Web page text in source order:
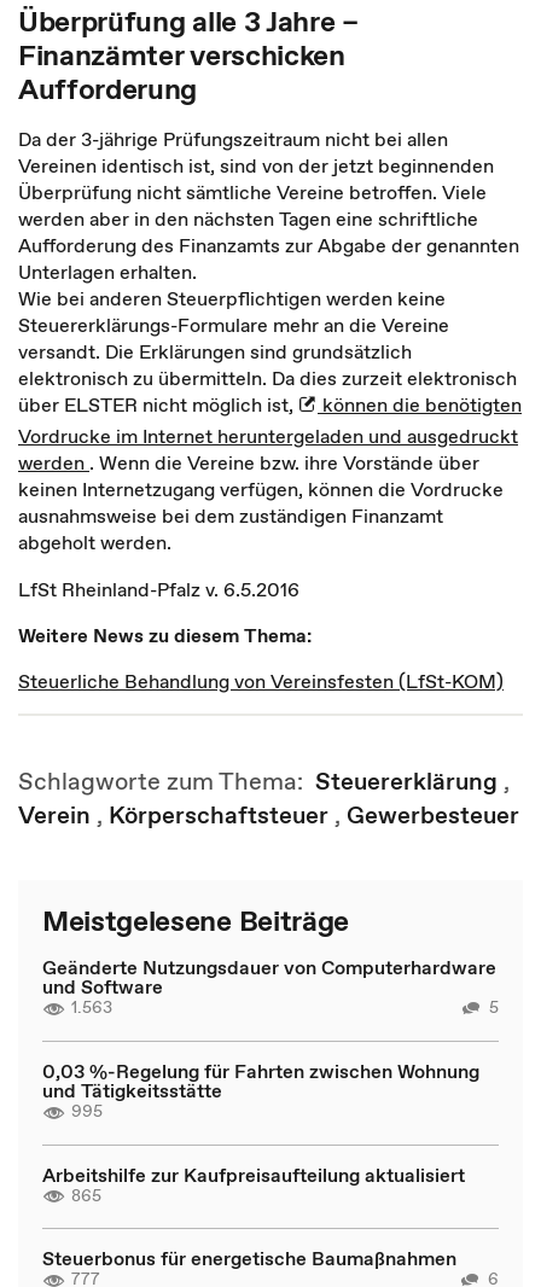
Überprüfung alle 3 Jahre –
Finanzämter verschicken
Aufforderung
Da der 3-jährige Prüfungszeitraum nicht bei allen
Vereinen identisch ist, sind von der jetzt beginnenden
Überprüfung nicht sämtliche Vereine betroffen. Viele
werden aber in den nächsten Tagen eine schriftliche
Aufforderung des Finanzamts zur Abgabe der genannten
Unterlagen erhalten.
Wie bei anderen Steuerpflichtigen werden keine
Steuererklärungs-Formulare mehr an die Vereine
versandt. Die Erklärungen sind grundsätzlich
elektronisch zu übermitteln. Da dies zurzeit elektronisch
über ELSTER nicht möglich ist,
können die benötigten
Vordrucke im Internet heruntergeladen und ausgedruckt
werden . Wenn die Vereine bzw. ihre Vorstände über
keinen Internetzugang verfügen, können die Vordrucke
ausnahmsweise bei dem zuständigen Finanzamt
abgeholt werden.
LfSt Rheinland-Pfalz v. 6.5.2016
Weitere News zu diesem Thema:
Steuerliche Behandlung von Vereinsfesten (LfSt-KOM)
Schlagworte zum Thema: Steuererklärung ,
Verein , Körperschaftsteuer , Gewerbesteuer
Meistgelesene Beiträge
Geänderte Nutzungsdauer von Computerhardware
und Software
1.563 5
0,03 %-Regelung für Fahrten zwischen Wohnung
und Tätigkeitsstätte
995
Arbeitshilfe zur Kaufpreisaufteilung aktualisiert
865
Steuerbonus für energetische Baumaßnahmen
777 6